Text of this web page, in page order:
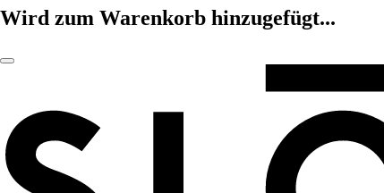
Wird zum Warenkorb hinzugefügt...